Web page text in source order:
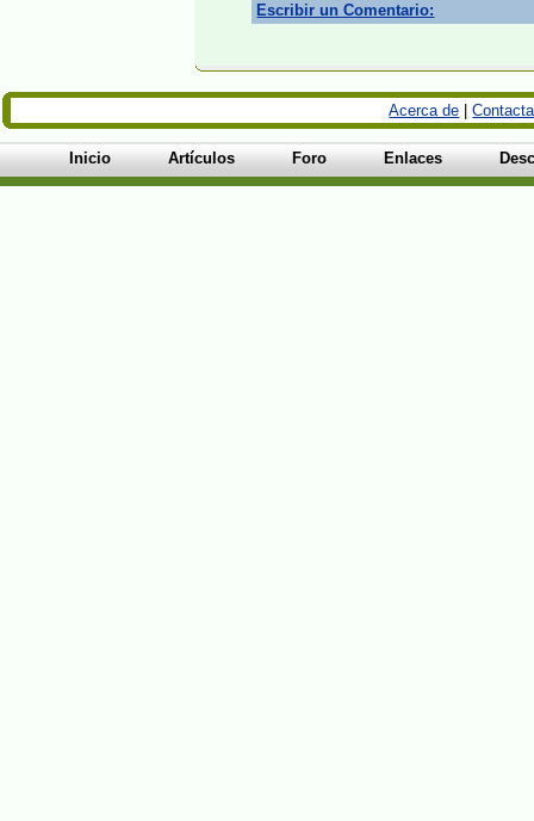
Escribir un Comentario:
Acerca de |
Inicio Artículos Foro Enlaces